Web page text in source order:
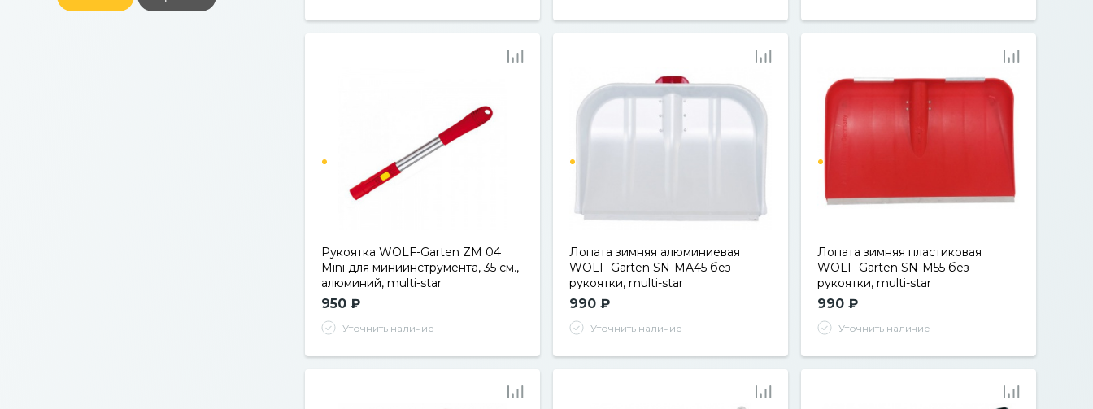
Рукоятка WOLF-Garten ZM 04
Mini для миниинструмента, 35 см.,
алюминий, multi-star
950 ₽
Уточнить наличие
Лопата зимняя алюминиевая
WOLF-Garten SN-MA45 без
рукоятки, multi-star
990 ₽
Уточнить наличие
Лопата зимняя пластиковая
WOLF-Garten SN-M55 без
рукоятки, multi-star
990 ₽
Уточнить наличие